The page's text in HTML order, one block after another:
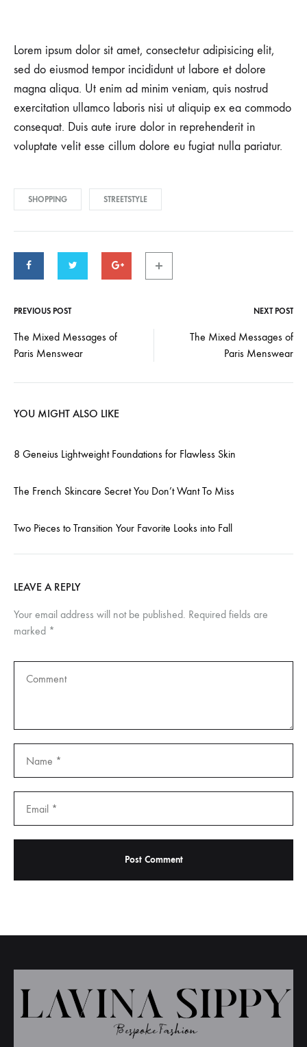
Lorem ipsum dolor sit amet, consectetur adipisicing elit,
sed do eiusmod tempor incididunt ut labore et dolore
magna aliqua. Ut enim ad minim veniam, quis nostrud
exercitation ullamco laboris nisi ut aliquip ex ea commodo
consequat. Duis aute irure dolor in reprehenderit in
voluptate velit esse cillum dolore eu fugiat nulla pariatur.
SHOPPING STREETSTYLE
Post
PREVIOUS POST NEXT POST
The Mixed Messages of
Paris Menswear
The Mixed Messages of
Paris Menswear
YOU MIGHT ALSO LIKE
8 Geneius Lightweight Foundations for Flawless Skin
The French Skincare Secret You Don’t Want To Miss
Two Pieces to Transition Your Favorite Looks into Fall
LEAVE A REPLY
Your email address will not be published. Required fields are
marked *